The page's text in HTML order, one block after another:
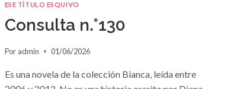
ESE TÍTULO ESQUIVO
Consulta n.°130
Por admin 01/06/2026
Es una novela de la colección Bianca, leída entre